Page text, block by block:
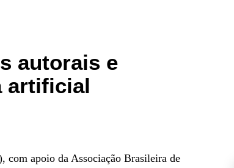
autorais e
artificial
com apoio da Associação Brasileira de